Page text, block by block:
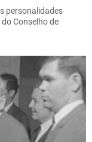
personalidades
Conselho de